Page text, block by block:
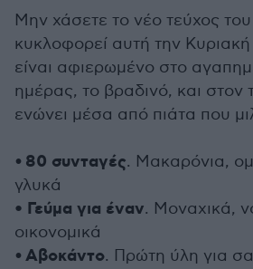
Μην χάσετε το νέο τεύχος
κυκλοφορεί αυτή την
είναι αφιερωμένο στο
ημέρας, το βραδινό, και στον
ενώνει μέσα από πιάτα που
• 80 συνταγές. Μακαρόνια,
γλυκά
• Γεύμα για έναν. Μοναχικά,
οικονομικά
• Αβοκάντο. Πρώτη ύλη για